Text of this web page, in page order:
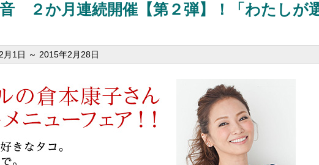
２か月連続開催【第２弾】！「わたしが
月1日 ～ 2015年2月28日